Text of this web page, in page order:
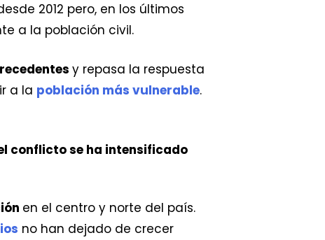
2012 pero, en los últimos
a la población civil.
y repasa la respuesta
a la población más vulnerable.
conflicto se ha intensificado
en el centro y norte del país.
no han dejado de crecer